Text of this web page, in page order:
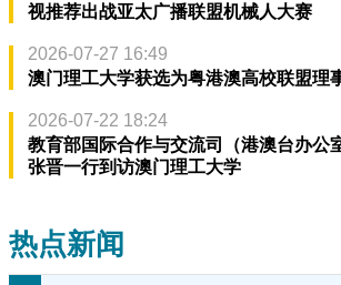
视推荐出战亚太广播联盟机械人大赛
2026-07-27 16:49
澳门理工大学获选为粤港澳高校联盟理
2026-07-22 18:24
教育部国际合作与交流司（港澳台办公
张晋一行到访澳门理工大学
热点新闻